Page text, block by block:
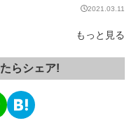
2021.03.11
もっと見る
らシェア!